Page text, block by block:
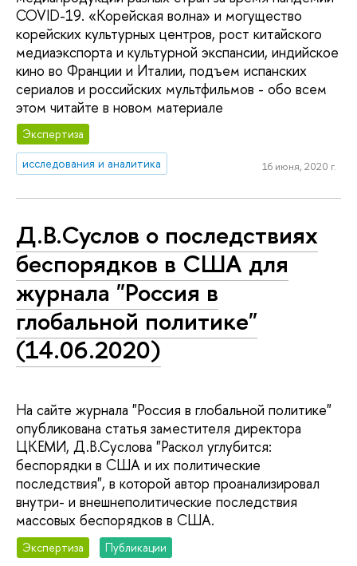
COVID-19. «Корейская волна» и могущество
корейских культурных центров, рост китайского
медиаэкспорта и культурной экспансии, индийское
кино во Франции и Италии, подъем испанских
сериалов и российских мультфильмов - обо всем
этом читайте в новом материале
Экспертиза
исследования и аналитика
16 июня, 2020 г.
Д.В.Суслов о последствиях
беспорядков в США для
журнала "Россия в
глобальной политике"
(14.06.2020)
На сайте журнала "Россия в глобальной политике"
опубликована статья заместителя директора
ЦКЕМИ, Д.В.Суслова "Раскол углубится:
беспорядки в США и их политические
последствия", в которой автор проанализировал
внутри- и внешнеполитические последствия
массовых беспорядков в США.
Экспертиза
Публикации